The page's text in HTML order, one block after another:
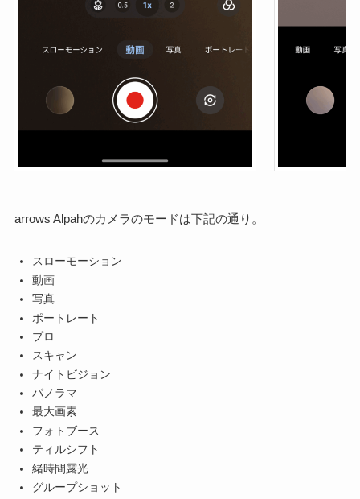
arrows Alpahのカメラのモードは下記の通り。
スローモーション
動画
写真
ポートレート
プロ
スキャン
ナイトビジョン
パノラマ
最大画素
フォトブース
ティルシフト
緒時間露光
グループショット